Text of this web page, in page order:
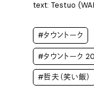
text: Testuo
#タウントーク
#タウントーク
#哲夫（笑い飯）